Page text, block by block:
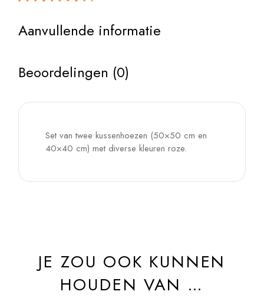
Aanvullende informatie
Beoordelingen (0)
Set van twee kussenhoezen (50×50 cm en
40×40 cm) met diverse kleuren roze.
JE ZOU OOK KUNNEN
HOUDEN VAN …